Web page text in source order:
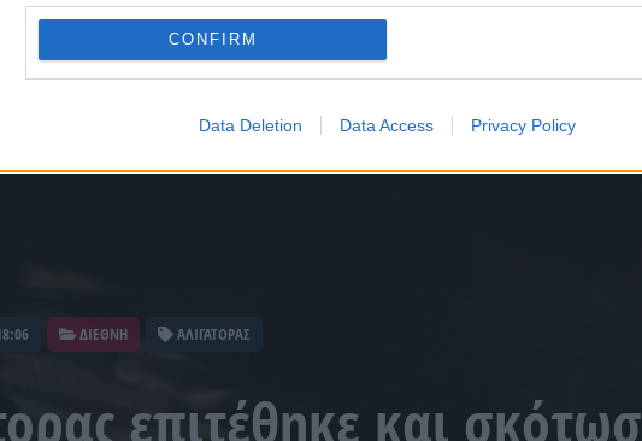
CONFIRM
Data Deletion Data Access Privacy Policy
ΔΙΕΘΝΗ ΑΛΙΓΑΤΟΡΑΣ
επιτέθηκε και